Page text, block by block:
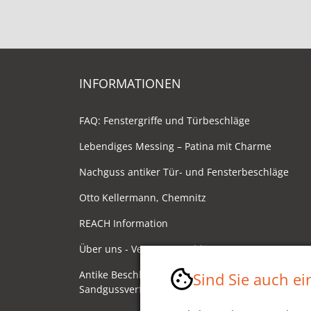
INFORMATIONEN
FAQ: Fenstergriffe und Türbeschläge
Lebendiges Messing – Patina mit Charme
Nachguss antiker Tür- und Fensterbeschläge
Otto Kellermann, Chemnitz
REACH Information
Über uns - Ventano Beschläge
Antike Beschläge - Herstellung im
Sandgussverfahren
Sind Sie auch